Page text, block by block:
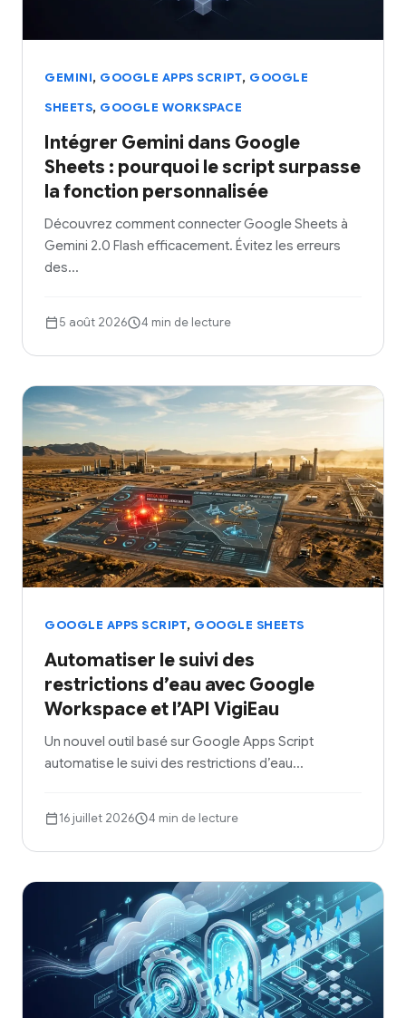
GEMINI, GOOGLE APPS SCRIPT, GOOGLE
SHEETS, GOOGLE WORKSPACE
Intégrer Gemini dans Google
Sheets : pourquoi le script surpasse
la fonction personnalisée
Découvrez comment connecter Google Sheets à
Gemini 2.0 Flash efficacement. Évitez les erreurs
des…
5 août 2026 4 min de lecture
GOOGLE APPS SCRIPT, GOOGLE SHEETS
Automatiser le suivi des
restrictions d’eau avec Google
Workspace et l’API VigiEau
Un nouvel outil basé sur Google Apps Script
automatise le suivi des restrictions d’eau…
16 juillet 2026 4 min de lecture